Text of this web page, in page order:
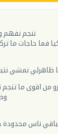
ننجم نفهم
فما حاجات ما
ظاهرلي
من اقوى ما
ناس